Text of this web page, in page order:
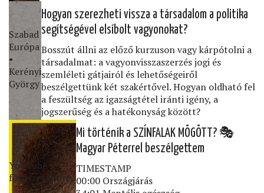
Szabad
Európa
•
Kerényi
György
Hogyan szerezheti vissza a társadalom a politika
segítségével elsíbolt vagyonokat?
Bosszút állni az előző kurzuson vagy kárpótolni a
társadalmat: a vagyonvisszaszerzés jogi és
szemléleti gátjairól és lehetőségeiről
beszélgettünk két szakértővel. Hogyan oldható fel
a feszültség az igazságtétel iránti igény, a
jogszerűség és a hatékonyság között?
YouTube •
fókuszcsoport
Mi történik a SZÍNFALAK MÖGÖTT? 🎭
Magyar Péterrel beszélgettem
TIMESTAMP
00:00 Országjárás